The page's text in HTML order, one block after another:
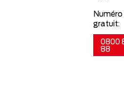
gratuit:
0800
88